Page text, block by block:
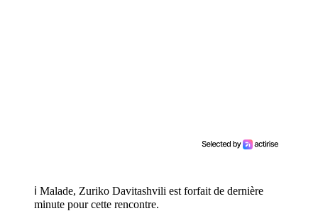
ℹ️ Malade, Zuriko Davitashvili est forfait de dernière
minute pour cette rencontre.